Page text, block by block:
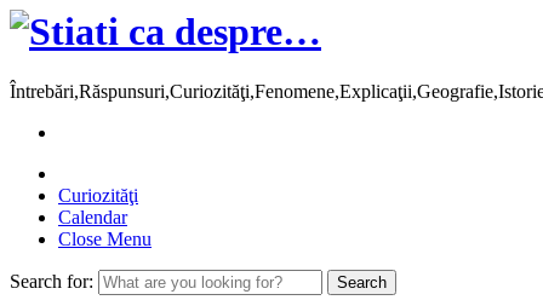
Curiozităţi
Calendar
Close Menu
Search for: